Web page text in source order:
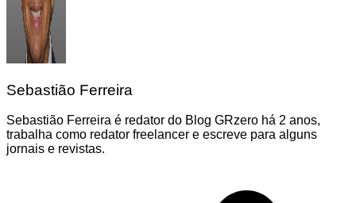
Sebastião Ferreira
Sebastião Ferreira é redator do Blog GRzero há 2 anos,
trabalha como redator freelancer e escreve para alguns
jornais e revistas.